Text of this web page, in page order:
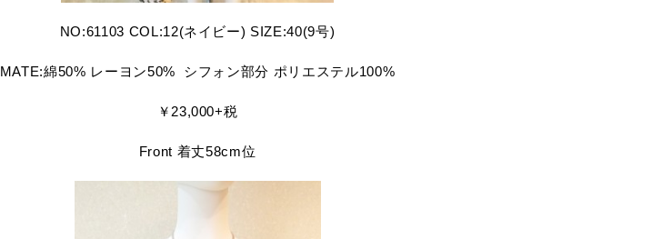
NO:61103 COL:12(ネイビー) SIZE:40(9号)
MATE:綿50% レーヨン50% シフォン部分 ポリエステル100%
￥23,000+税
Front 着丈58cm位